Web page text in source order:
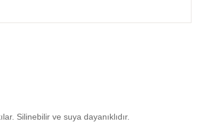
Silinebilir ve suya dayanıklıdır.